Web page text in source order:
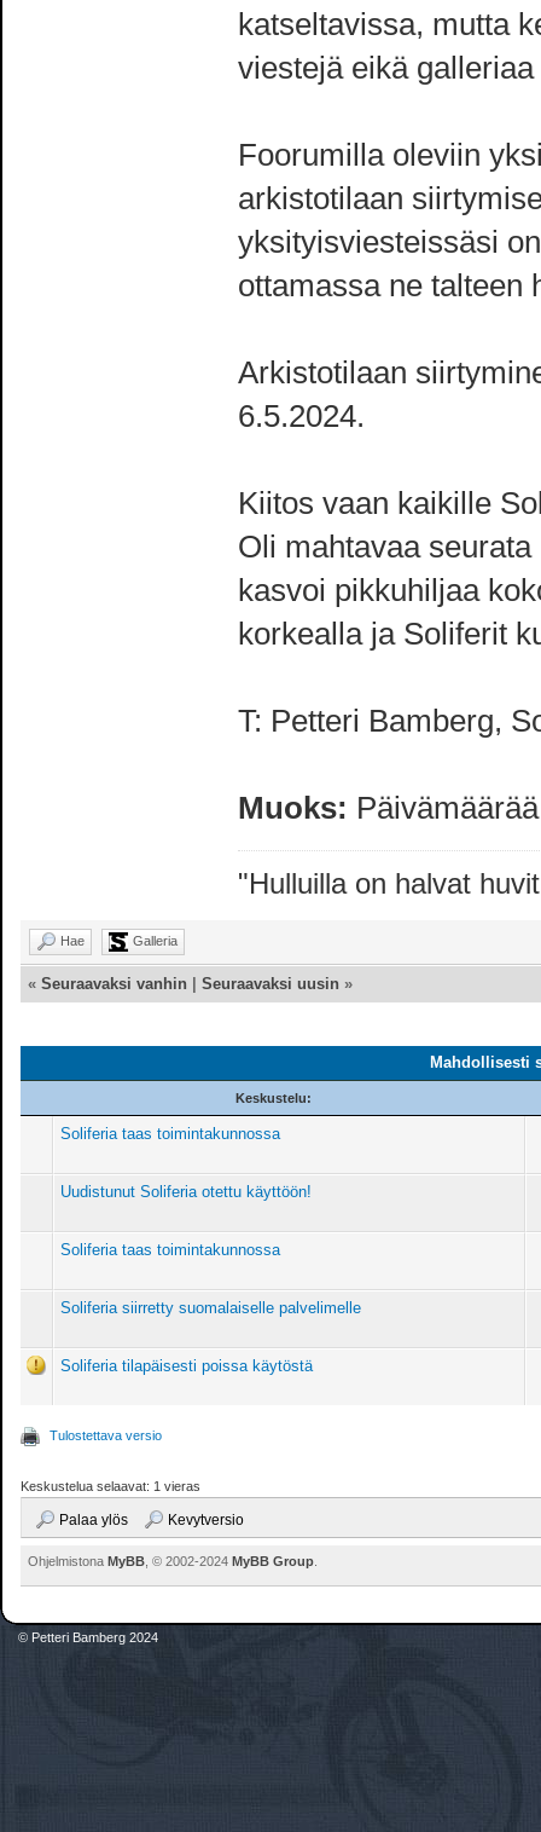
katseltavissa, mutta
viestejä eikä
Foorumilla oleviin
arkistotilaan
yksityisviesteissäsi
ottamassa ne talteen
Arkistotilaan
6.5.2024.
Kiitos vaan kaikille
Oli mahtavaa
kasvoi pikkuhiljaa
korkealla ja Soliferit
T: Petteri Bamberg,
Muoks:
"Hulluilla on halvat
Hae Galleria
«Seuraavaksi vanhin |Seuraavaksi uusin »
Mahdollisesti
Keskustelu:
Soliferia taas toimintakunnossa
Uudistunut Soliferia otettu käyttöön!
Soliferia taas toimintakunnossa
Soliferia siirretty suomalaiselle palvelimelle
Soliferia tilapäisesti poissa käytöstä
Tulostettava versio
Keskustelua selaavat: 1 vieras
Palaa ylös Kevytversio
OhjelmistonaMyBB , © 2002-2024MyBB Group
© Petteri Bamberg 2024